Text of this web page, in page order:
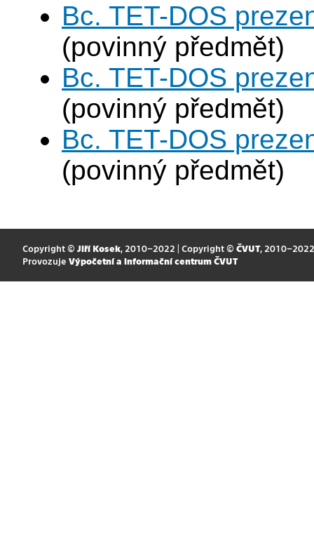
Bc. TET-DOS
(povinný předmět)
Bc. TET-DOS
(povinný předmět)
Bc. TET-DOS
(povinný předmět)
Copyright © Jiří Kosek, 2010–2022 | Copyright © ČVUT, 2010–2022
Provozuje Výpočetní a informační centrum ČVUT